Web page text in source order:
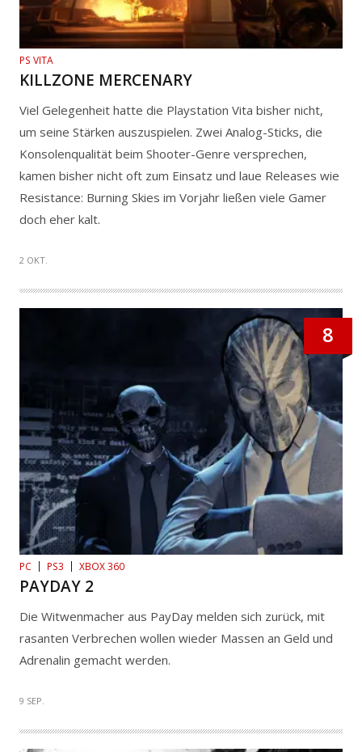
PS VITA
KILLZONE MERCENARY
Viel Gelegenheit hatte die Playstation Vita bisher nicht,
um seine Stärken auszuspielen. Zwei Analog-Sticks, die
Konsolenqualität beim Shooter-Genre versprechen,
kamen bisher nicht oft zum Einsatz und laue Releases wie
Resistance: Burning Skies im Vorjahr ließen viele Gamer
doch eher kalt.
2 OKT.
8
PC PS3 XBOX 360
PAYDAY 2
Die Witwenmacher aus PayDay melden sich zurück, mit
rasanten Verbrechen wollen wieder Massen an Geld und
Adrenalin gemacht werden.
9 SEP.